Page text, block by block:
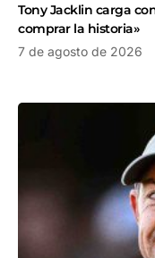
Tony Jacklin carga
comprar la historia»
7 de agosto de 2026